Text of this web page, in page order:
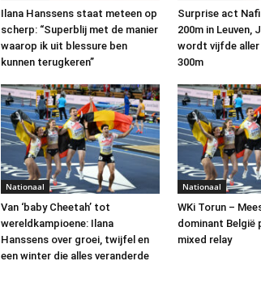
Ilana Hanssens staat meteen op
scherp: “Superblij met de manier
waarop ik uit blessure ben
kunnen terugkeren”
Surprise act
200m in Leuven,
wordt vijfde
300m
Nationaal
Van ‘baby Cheetah’ tot
wereldkampioene: Ilana
Hanssens over groei, twijfel en
een winter die alles veranderde
Nationaal
WKi Torun –
dominant België
mixed relay